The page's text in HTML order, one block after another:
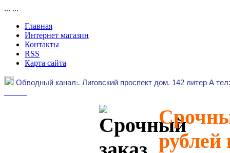
... ...
Главная
Интернет магазин
Контакты
RSS
Карта сайта
Обводный канал:. Лиговский проспект дом. 142 литер А
рублей